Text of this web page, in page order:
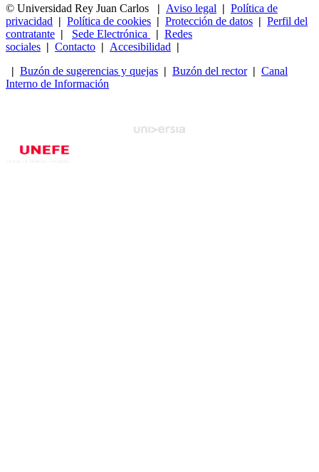
© Universidad Rey Juan Carlos
| Aviso legal | Política de
privacidad | Política de cookies | Protección de datos | Perfil del
contratante | Sede Electrónica | Redes
sociales | Contacto | Accesibilidad |
| Buzón de sugerencias y quejas | Buzón del rector| Canal
Interno de Información